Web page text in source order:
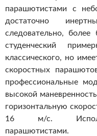
парашютистами с
достаточно
следовательно,
студенческий
классического, но
скоростных
профессиональные
высокой
горизонтальную
16 м/с.
парашютистами.